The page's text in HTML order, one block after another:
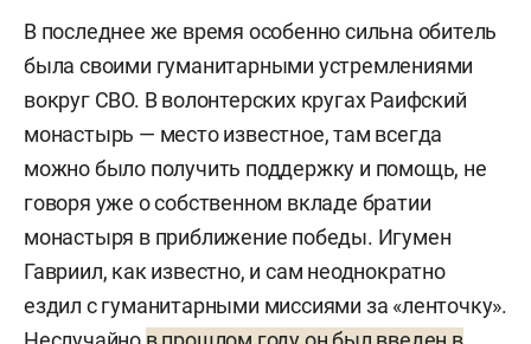
В последнее же время особенно сильна обитель
была своими гуманитарными устремлениями
вокруг СВО. В волонтерских кругах Раифский
монастырь — место известное, там всегда
можно было получить поддержку и помощь, не
говоря уже о собственном вкладе братии
монастыря в приближение победы. Игумен
Гавриил, как известно, и сам неоднократно
ездил с гуманитарными миссиями за «ленточку».